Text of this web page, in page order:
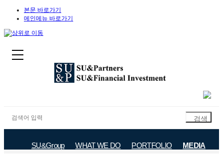
본문 바로가기
메인메뉴 바로가기
SU&Group WHAT WE DO PORTFOLIO MEDIA